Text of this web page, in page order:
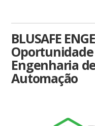
BLUSAFE
Oportunidade
Engenharia
Automação